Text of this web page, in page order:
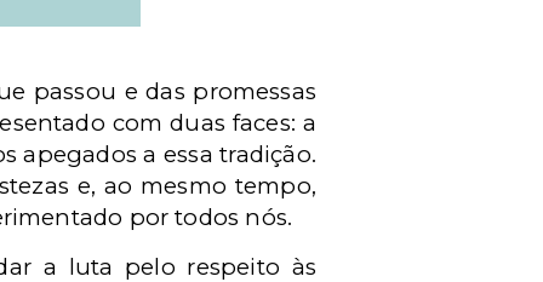
passou e das promessas
com duas faces: a
apegados a essa tradição.
e, ao mesmo tempo,
por todos nós.
a luta pelo respeito às